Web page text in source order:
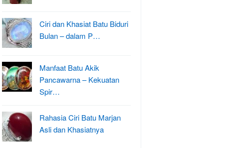
Ciri dan Khasiat Batu Biduri
Bulan – dalam P…
Manfaat Batu Akik
Pancawarna – Kekuatan
Spir…
Rahasia Ciri Batu Marjan
Asli dan Khasiatnya